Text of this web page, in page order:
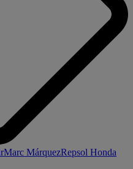
Marc MárquezRepsol Honda